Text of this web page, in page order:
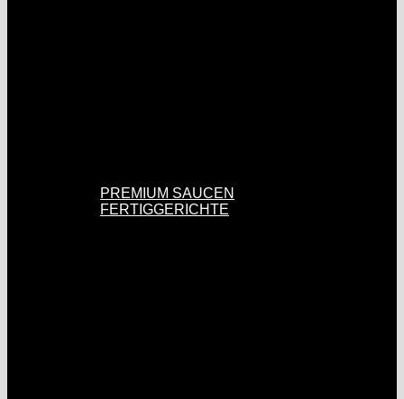
PREMIUM SAUCEN
FERTIGGERICHTE